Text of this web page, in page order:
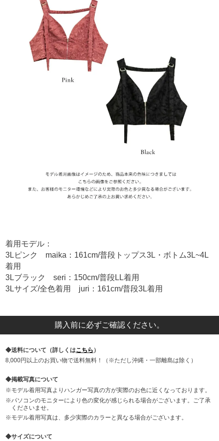
着用モデル：
3Lピンク maika：161cm/普段トップス3L・ボトム3L~4L
着用
3Lブラック seri：150cm/普段LL着用
3Lサイズ/全色着用 juri：161cm/普段3L着用
購入前に必ずご確認ください。
送料について（詳しくはこちら ）
8,000円以上のお買い物で送料無料！（※ただし沖縄・一部離島は除く）
掲載写真について
モデル着用写真よりハンガー写真の方が実際のお色に近くなっております。
パソコンのモニターにより色の変化が感じられる場合がございます。ご了承
くださいませ。
モデル着用写真は、多少実際のカラーと異なる場合がございます。
サイズについて